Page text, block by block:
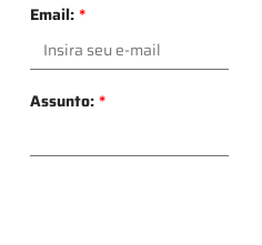
Email:*
Assunto:*